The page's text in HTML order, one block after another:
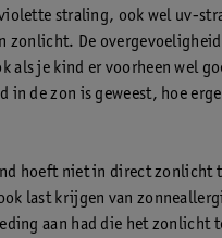
straling, ook wel uv-
zonlicht. De overgevoeligheid
als je kind er voorheen wel
in de zon is geweest, hoe
hoeft niet in direct zonlicht
last krijgen van
aan had die het zonlicht